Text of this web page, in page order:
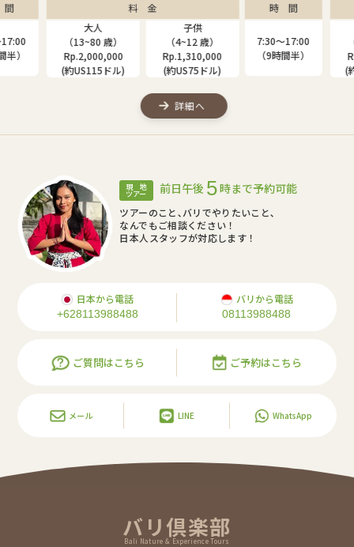
）
料 金
大人
（13~80 歳）
Rp.2,000,000
(約US115ドル)
子供
（4~12 歳）
Rp.1,310,000
(約US75ドル)
時 間
7:30〜17:00
（9時間半）
詳細へ
(
現 地
ツアー 前日午後 5時まで予約可能
ツアーのこと､バリでやりたいこと､
なんでもご相談ください！
日本人スタッフが対応します！
日本から電話
+628113988488
バリから電話
08113988488
ご質問はこちら ご予約はこちら
メール LINE WhatsApp
バリ倶楽部
Bali Nature & Experience Tours